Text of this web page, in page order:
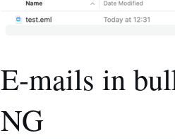
E-mails in
NG